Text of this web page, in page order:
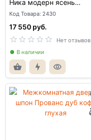
Ника модерн ясень
пломбир глухая
Код Товара: 2430
17 550 руб.
Нет отзывов
В наличии